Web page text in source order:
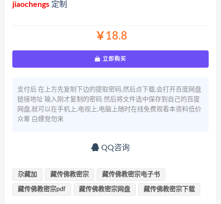
jiaochengs 定制
￥18.8
立即购买
支付后 在上方先复制下边的提取密码,然后点下载,会打开百度网盘
链接地址 输入刚才复制的密码 然后将文件选中保存到自己的百度
网盘,就可以在手机上,电视上,电脑上随时在线免费观看本资料低价
众筹 白嫖党勿来
QQ咨询
尕藏加 藏传佛教密宗 藏传佛教密宗电子书
藏传佛教密宗pdf 藏传佛教密宗网盘 藏传佛教密宗下载